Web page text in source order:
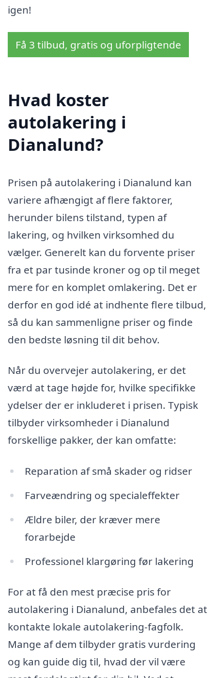
igen!
Få 3 tilbud, gratis og uforpligtende
Hvad koster
autolakering i
Dianalund?
Prisen på autolakering i Dianalund kan
variere afhængigt af flere faktorer,
herunder bilens tilstand, typen af
lakering, og hvilken virksomhed du
vælger. Generelt kan du forvente priser
fra et par tusinde kroner og op til meget
mere for en komplet omlakering. Det er
derfor en god idé at indhente flere tilbud,
så du kan sammenligne priser og finde
den bedste løsning til dit behov.
Når du overvejer autolakering, er det
værd at tage højde for, hvilke specifikke
ydelser der er inkluderet i prisen. Typisk
tilbyder virksomheder i Dianalund
forskellige pakker, der kan omfatte:
Reparation af små skader og ridser
Farveændring og specialeffekter
Ældre biler, der kræver mere
forarbejde
Professionel klargøring før lakering
For at få den mest præcise pris for
autolakering i Dianalund, anbefales det at
kontakte lokale autolakering-fagfolk.
Mange af dem tilbyder gratis vurdering
og kan guide dig til, hvad der vil være